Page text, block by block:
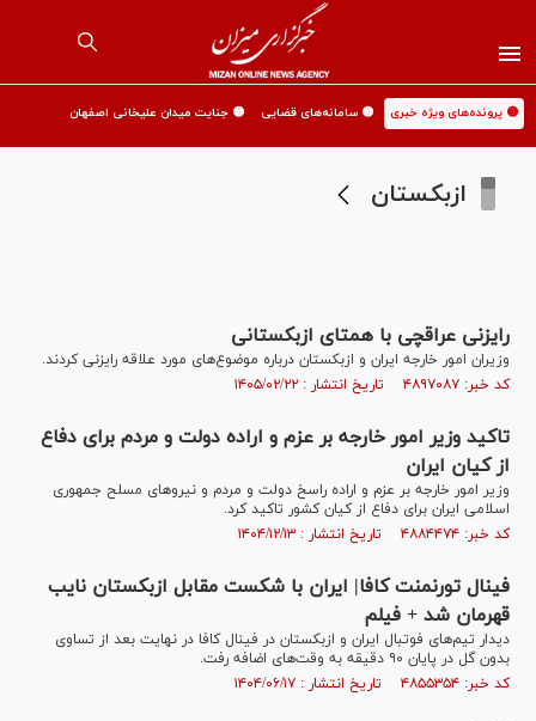
🟡 پرونده‌های ویژه خبری 🟡 سامانه‌های قضایی 🟡 جنایت میدان علیخانی اصفهان
ازبکستان
رایزنی عراقچی با همتای ازبکستانی
وزیران امور خارجه ایران و ازبکستان درباره موضوع‌های مورد علاقه رایزنی کردند.
کد خبر: ۴۸۹۷۰۸۷ تاریخ انتشار : ۱۴۰۵/۰۲/۲۲
تاکید وزیر امور خارجه بر عزم و اراده دولت و مردم برای دفاع
از کیان ایران
وزیر امور خارجه بر عزم و اراده راسخ دولت و مردم و نیروهای مسلح جمهوری
اسلامی ایران برای دفاع از کیان کشور تاکید کرد.
کد خبر: ۴۸۸۴۴۷۴ تاریخ انتشار : ۱۴۰۴/۱۲/۱۳
فینال تورنمنت کافا| ایران با شکست مقابل ازبکستان نایب
قهرمان شد + فیلم
دیدار تیم‌های فوتبال ایران و ازبکستان در فینال کافا در نهایت بعد از تساوی
بدون گل در پایان ۹۰ دقیقه به وقت‌های اضافه رفت.
کد خبر: ۴۸۵۵۳۵۴ تاریخ انتشار : ۱۴۰۴/۰۶/۱۷